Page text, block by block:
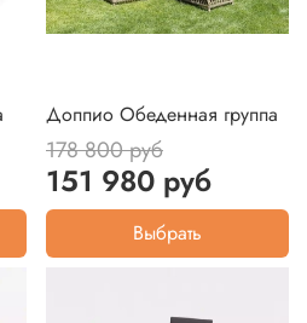
Доппио Обеденная группа
178 800 руб
151 980 руб
Выбрать